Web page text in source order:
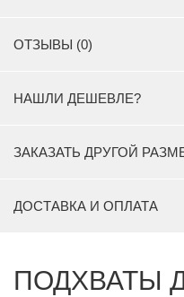
ОТЗЫВЫ (0)
НАШЛИ ДЕШЕВЛЕ?
ЗАКАЗАТЬ ДРУГОЙ
ДОСТАВКА И ОПЛАТА
ПОДХВАТЫ